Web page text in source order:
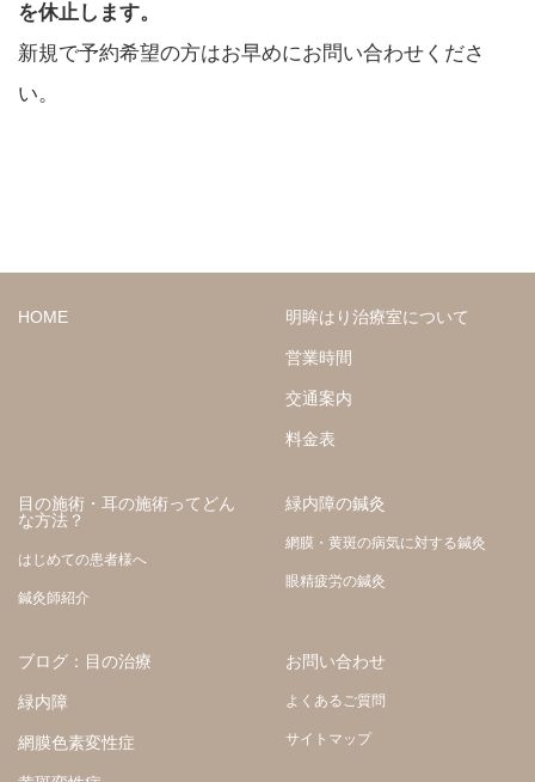
を休止します。
新規で予約希望の方はお早めにお問い合わせくださ
い。
HOME 明眸はり治療室について
営業時間
交通案内
料金表
目の施術・耳の施術ってどん
な方法？
はじめての患者様へ
鍼灸師紹介
緑内障の鍼灸
網膜・黄斑の病気に対する鍼灸
眼精疲労の鍼灸
ブログ：目の治療
緑内障
網膜色素変性症
お問い合わせ
よくあるご質問
サイトマップ